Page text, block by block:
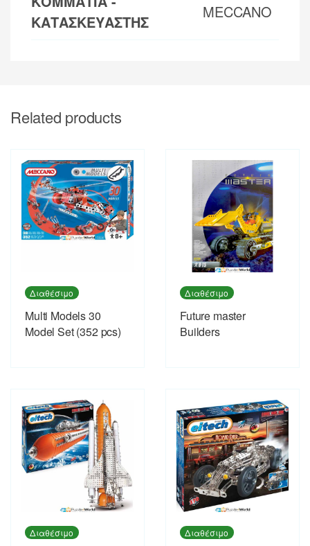
ΚΑΤΑΣΚΕΥΑΣΤΗΣ
MECCANO
Related products
Διαθέσιμο
Multi Models 30
Model Set (352 pcs)
Διαθέσιμο
Future master
Builders
Διαθέσιμο Διαθέσιμο